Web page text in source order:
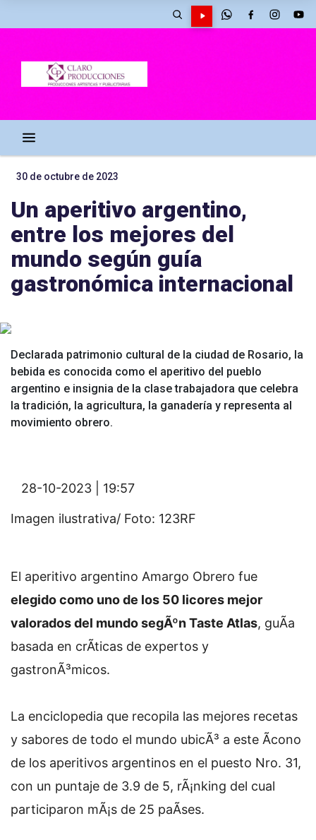
30 de octubre de 2023
Un aperitivo argentino,
entre los mejores del
mundo según guía
gastronómica internacional
Declarada patrimonio cultural de la ciudad de Rosario, la
bebida es conocida como el aperitivo del pueblo
argentino e insignia de la clase trabajadora que celebra
la tradición, la agricultura, la ganadería y representa al
movimiento obrero.
28-10-2023 | 19:57
Imagen ilustrativa/ Foto: 123RF
El aperitivo argentino Amargo Obrero fue
elegido como uno de los 50 licores mejor
valorados del mundo segÃºn Taste Atlas, guÃ­a
basada en crÃ­ticas de expertos y
gastronÃ³micos.
La enciclopedia que recopila las mejores recetas
y sabores de todo el mundo ubicÃ³ a este Ã­cono
de los aperitivos argentinos en el puesto Nro. 31,
con un puntaje de 3.9 de 5, rÃ¡nking del cual
participaron mÃ¡s de 25 paÃ­ses.